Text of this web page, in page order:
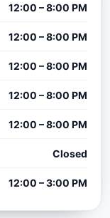
12:00 – 8:00 PM
12:00 – 8:00 PM
12:00 – 8:00 PM
12:00 – 8:00 PM
12:00 – 8:00 PM
Closed
12:00 – 3:00 PM